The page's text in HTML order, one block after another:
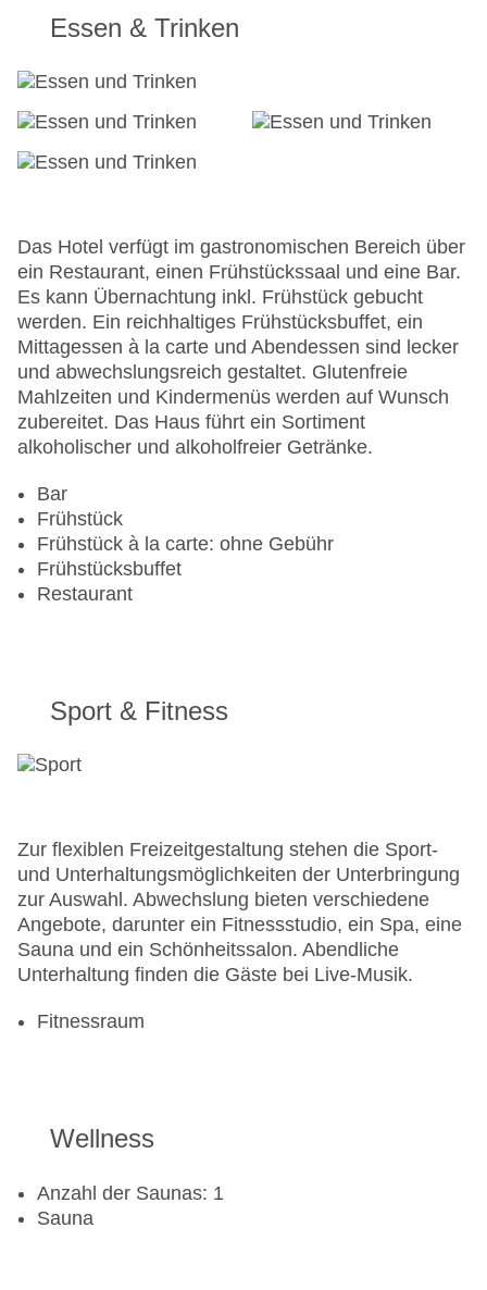
Zahlungsarten: American Express, Diners Club,
EC Maestro, Mastercard, Visa
Essen & Trinken
Das Hotel verfügt im gastronomischen Bereich über
ein Restaurant, einen Frühstückssaal und eine Bar.
Es kann Übernachtung inkl. Frühstück gebucht
werden. Ein reichhaltiges Frühstücksbuffet, ein
Mittagessen à la carte und Abendessen sind lecker
und abwechslungsreich gestaltet. Glutenfreie
Mahlzeiten und Kindermenüs werden auf Wunsch
zubereitet. Das Haus führt ein Sortiment
alkoholischer und alkoholfreier Getränke.
Bar
Frühstück
Frühstück à la carte: ohne Gebühr
Frühstücksbuffet
Restaurant
Sport & Fitness
Zur flexiblen Freizeitgestaltung stehen die Sport-
und Unterhaltungsmöglichkeiten der Unterbringung
zur Auswahl. Abwechslung bieten verschiedene
Angebote, darunter ein Fitnessstudio, ein Spa, eine
Sauna und ein Schönheitssalon. Abendliche
Unterhaltung finden die Gäste bei Live-Musik.
Fitnessraum
Wellness
Anzahl der Saunas: 1
Sauna